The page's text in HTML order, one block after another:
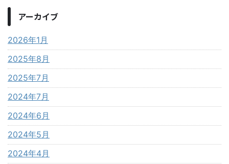
アーカイブ
2026年1月
2025年8月
2025年7月
2024年7月
2024年6月
2024年5月
2024年4月